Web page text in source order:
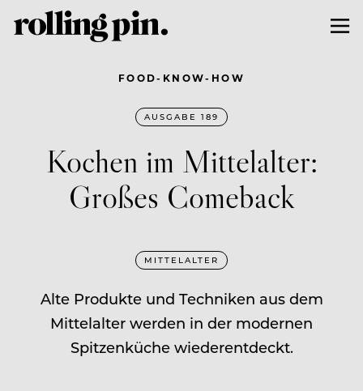
FOOD-KNOW-HOW
AUSGABE 189
Kochen im Mittelalter:
Großes Comeback
MITTELALTER
Alte Produkte und Techniken aus dem
Mittelalter werden in der modernen
Spitzenküche wiederentdeckt.